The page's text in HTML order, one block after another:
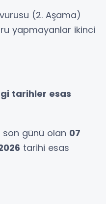
(2. Aşama)
yapmayanlar ikinci
tarihler esas
son günü olan 07
tarihi esas